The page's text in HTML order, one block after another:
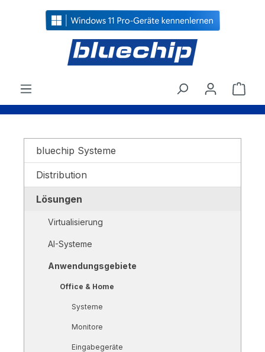
springen
bluechip Systeme
Distribution
Lösungen
Virtualisierung
AI-Systeme
Anwendungsgebiete
Office & Home
Systeme
Monitore
Eingabegeräte